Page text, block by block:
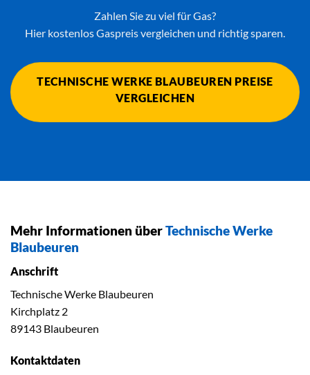
Zahlen Sie zu viel für Gas?
Hier kostenlos Gaspreis vergleichen und richtig sparen.
TECHNISCHE WERKE BLAUBEUREN PREISE
VERGLEICHEN
Mehr Informationen überTechnische Werke
Blaubeuren
Anschrift
Technische Werke Blaubeuren
Kirchplatz 2
89143 Blaubeuren
Kontaktdaten